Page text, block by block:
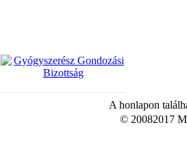
A honlapon
© 20082017